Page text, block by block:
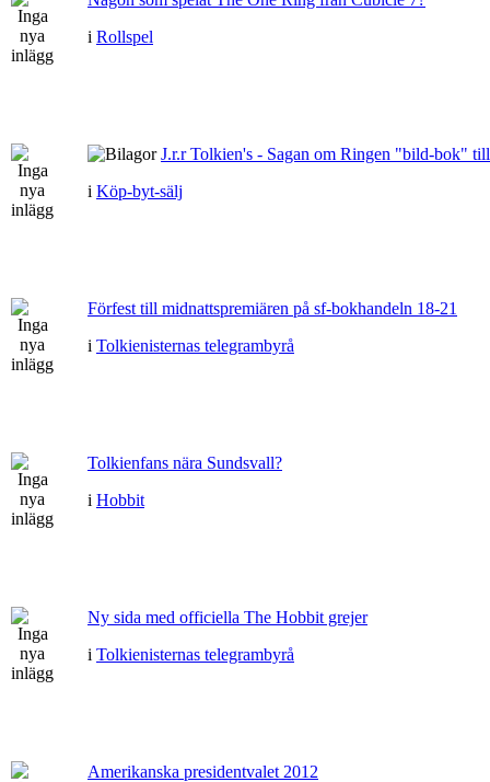
i Rollspel
J.r.r Tolkien's - Sagan om Ringen "bild-bok"
i Köp-byt-sälj
Förfest till midnattspremiären på sf-bokhandeln 18-21
i Tolkienisternas telegrambyrå
Tolkienfans nära Sundsvall?
i Hobbit
Ny sida med officiella The Hobbit grejer
i Tolkienisternas telegrambyrå
Amerikanska presidentvalet 2012